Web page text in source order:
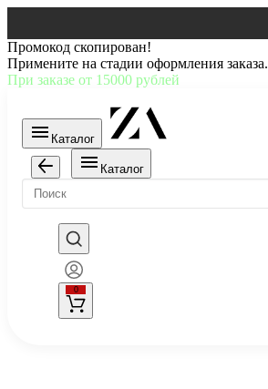
Промокод скопирован!
Примените на стадии оформления заказа.
При заказе от 15000 рублей
Каталог
Каталог
0